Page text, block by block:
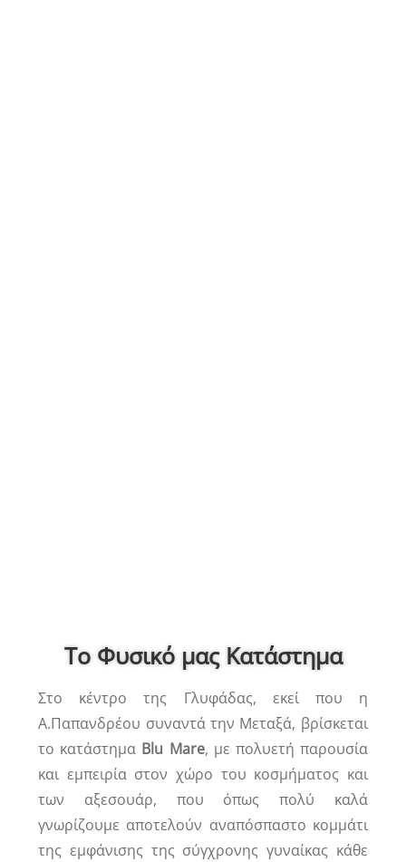
Το Φυσικό μας Κατάστημα
Στο κέντρο της Γλυφάδας, εκεί που η
A.Παπανδρέου συναντά την Μεταξά, βρίσκεται
το κατάστημα Blu Mare, με πολυετή παρουσία
και εμπειρία στον χώρο του κοσμήματος και
των αξεσουάρ, που όπως πολύ καλά
γνωρίζουμε αποτελούν αναπόσπαστο κομμάτι
της εμφάνισης της σύγχρονης γυναίκας κάθε